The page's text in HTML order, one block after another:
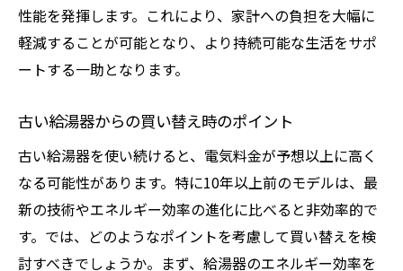
プロによる給湯器メンテナンスの重要性
日常的にできる簡単メンテナンス法
給湯器の故障を未然に防ぐ対策
電気料金削減に繋がる給湯器の清掃
給湯器の設置場所を工夫して電気代を節約する
秘訣
給湯器の設置場所が電気料金に与える影響
最適な給湯器設置場所を選ぶコツ
性能を発揮します。これにより、家計への負担を大幅に
軽減することが可能となり、より持続可能な生活をサポ
ートする一助となります。
古い給湯器からの買い替え時のポイント
古い給湯器を使い続けると、電気料金が予想以上に高く
なる可能性があります。特に10年以上前のモデルは、最
新の技術やエネルギー効率の進化に比べると非効率的で
す。では、どのようなポイントを考慮して買い替えを検
討すべきでしょうか。まず、給湯器のエネルギー効率を